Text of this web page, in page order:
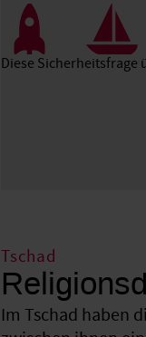
Diese
Tschad
Im Tschad haben